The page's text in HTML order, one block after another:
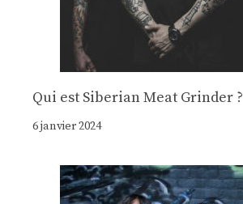
Qui est Siberian Meat Grinder ?
6 janvier 2024